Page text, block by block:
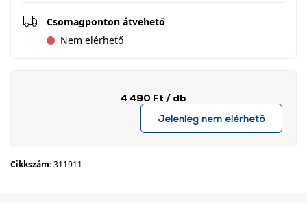
Csomagponton átvehető
Nem elérhető
4 490 Ft / db
Jelenleg nem elérhető
Cikkszám:311911